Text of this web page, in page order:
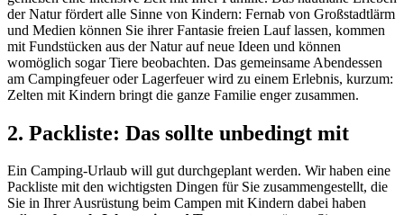
der Natur fördert alle Sinne von Kindern: Fernab von Großstadtlärm
und Medien können Sie ihrer Fantasie freien Lauf lassen, kommen
mit Fundstücken aus der Natur auf neue Ideen und können
womöglich sogar Tiere beobachten. Das gemeinsame Abendessen
am Campingfeuer oder Lagerfeuer wird zu einem Erlebnis, kurzum:
Zelten mit Kindern bringt die ganze Familie enger zusammen.
2. Packliste: Das sollte unbedingt mit
Ein Camping-Urlaub will gut durchgeplant werden. Wir haben eine
Packliste mit den wichtigsten Dingen für Sie zusammengestellt, die
Sie in Ihrer Ausrüstung beim Campen mit Kindern dabei haben